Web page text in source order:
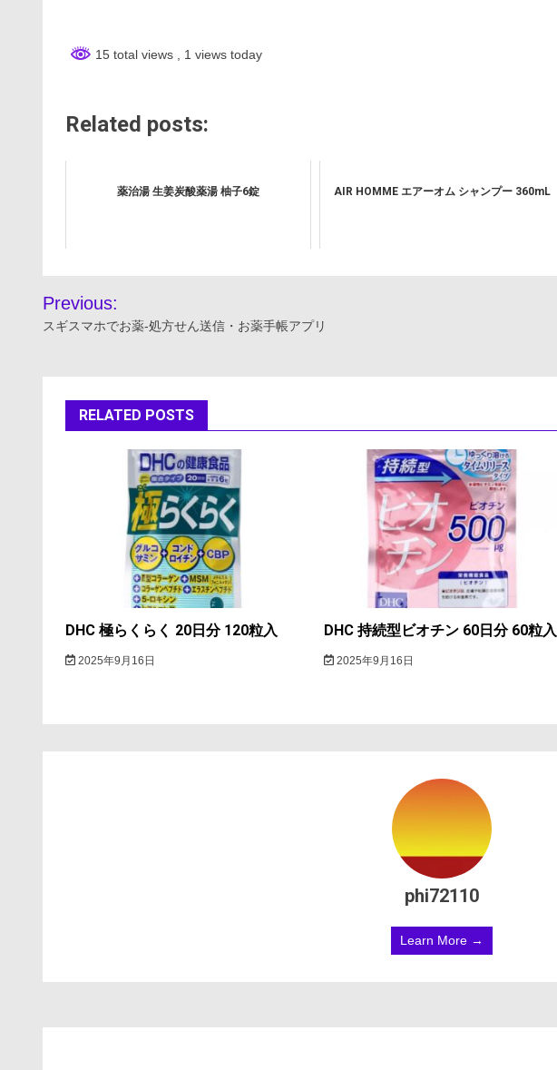
15 total views , 1 views today
Related posts:
薬治湯 生姜炭酸薬湯 柚子6錠 AIR HOMME エアーオム シャンプー 360mL
投
稿
ビ
ゲ
Previous:
スギスマホでお薬-処方せん送信・お薬手帳アプリ
RELATED POSTS
DHC 極らくらく 20日分 120粒入
2025年9月16日
DHC 持続型ビオチン 60日分 60粒入
2025年9月16日
phi72110
Learn More →